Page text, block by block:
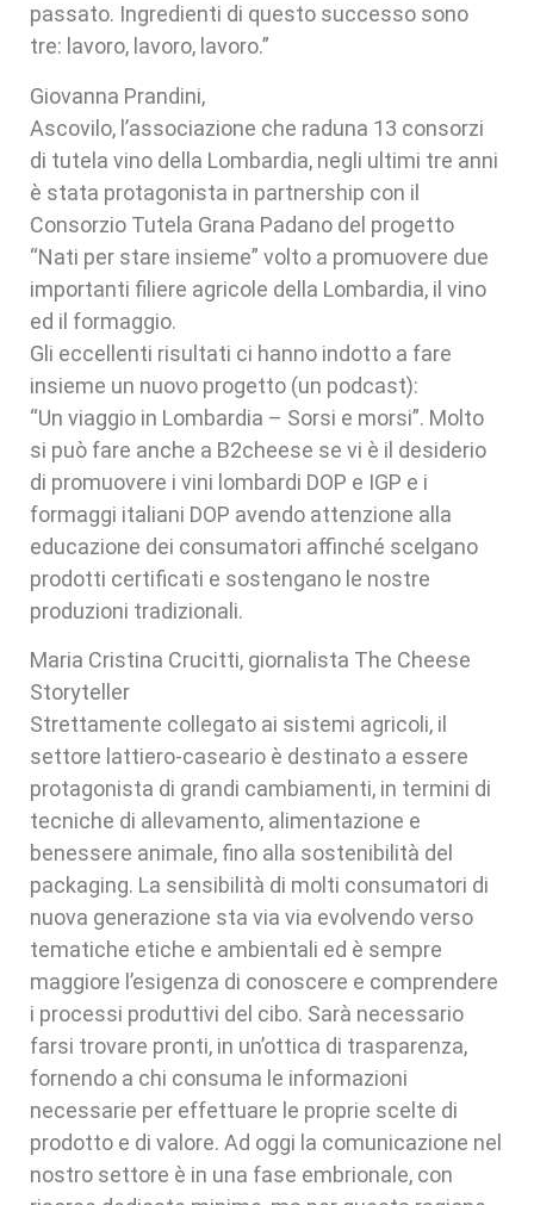
passato. Ingredienti di questo successo sono
tre: lavoro, lavoro, lavoro.”
Giovanna Prandini,
Ascovilo, l’associazione che raduna 13 consorzi
di tutela vino della Lombardia, negli ultimi tre anni
è stata protagonista in partnership con il
Consorzio Tutela Grana Padano del progetto
“Nati per stare insieme” volto a promuovere due
importanti filiere agricole della Lombardia, il vino
ed il formaggio.
Gli eccellenti risultati ci hanno indotto a fare
insieme un nuovo progetto (un podcast):
“Un viaggio in Lombardia – Sorsi e morsi”. Molto
si può fare anche a B2cheese se vi è il desiderio
di promuovere i vini lombardi DOP e IGP e i
formaggi italiani DOP avendo attenzione alla
educazione dei consumatori affinché scelgano
prodotti certificati e sostengano le nostre
produzioni tradizionali.
Maria Cristina Crucitti, giornalista The Cheese
Storyteller
Strettamente collegato ai sistemi agricoli, il
settore lattiero-caseario è destinato a essere
protagonista di grandi cambiamenti, in termini di
tecniche di allevamento, alimentazione e
benessere animale, fino alla sostenibilità del
packaging. La sensibilità di molti consumatori di
nuova generazione sta via via evolvendo verso
tematiche etiche e ambientali ed è sempre
maggiore l’esigenza di conoscere e comprendere
i processi produttivi del cibo. Sarà necessario
farsi trovare pronti, in un’ottica di trasparenza,
fornendo a chi consuma le informazioni
necessarie per effettuare le proprie scelte di
prodotto e di valore. Ad oggi la comunicazione nel
nostro settore è in una fase embrionale, con